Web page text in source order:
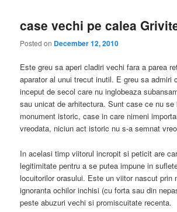
case vechi pe calea
Posted on December 12, 2010
Este greu sa aperi cladiri vechi fara a parea
aparator al unui trecut inutil. E greu sa admiri
inceput de secol care nu inglobeaza
sau unicat de arhitectura. Sunt case ce nu se
monument istoric, case in care nimeni
vreodata, niciun act istoric nu s-a semnat
In acelasi timp viitorul incropit si peticit are
legitimitate pentru a se putea impune in
locuitorilor orasului. Este un viitor nascut prin
ignoranta ochilor inchisi (cu forta sau din
peste abuzuri vechi si promiscuitate recenta.